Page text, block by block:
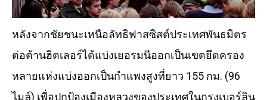
หลังจากชัยชนะเหนือลัทธิฟาสซิสต์ประเทศพันธมิตร
ต่อต้านฮิตเลอร์ได้แบ่งเยอรมนีออกเป็นเขตยึดครอง
หลายแห่งแบ่งออกเป็นกำแพงสูงที่ยาว 155 กม. (96
ไมล์) เพื่อปกป้องเมืองหลวงของประเทศในกรุงเบอร์ลิน